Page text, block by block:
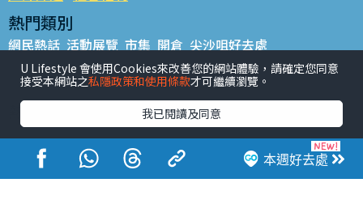
本週好去處
熱門類別
網民熱話 活動展覽 市集 開倉 尖沙咀好去處
銅鑼灣好去處 元朗好去處 荃灣好去處 旺角好去處 社會
餐廳情報 戶外郊遊
熱門標籤
#UGO搵好去處 #人氣活動推介 #美食社群熱話
#親子玩樂好去處
#ULifestyle應用程式
#限時搶
#UJetso禮物放送
#ULifestyle商戶中心 #著數 #網絡熱話
U Lifestyle 會使用Cookies來改善您的網站體驗，請確定您同意
接受本網站之私隱政策和使用條款才可繼續瀏覽。
我已閱讀及同意